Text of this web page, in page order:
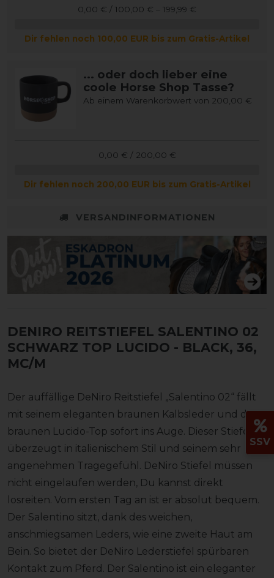
0,00 € / 100,00 € – 199,99 €
Dir fehlen noch 100,00 EUR bis zum Gratis-Artikel
... oder doch lieber eine
coole Horse Shop Tasse?
Ab einem Warenkorbwert von 200,00 €
0,00 € / 200,00 €
Dir fehlen noch 200,00 EUR bis zum Gratis-Artikel
VERSANDINFORMATIONEN
DENIRO REITSTIEFEL SALENTINO 02
SCHWARZ TOP LUCIDO - BLACK, 36,
MC/M
Der auffällige DeNiro Reitstiefel „Salentino 02“ fällt
mit seinem eleganten braunen Kalbsleder und dem
braunen Lucido-Top sofort ins Auge. Dieser Stiefel
überzeugt in italienischem Stil und seinem sehr
angenehmen Tragegefühl. DeNiro Stiefel müssen
nicht eingelaufen werden, Du kannst direkt
losreiten. Vom ersten Tag an ist er absolut bequem.
Der Salentino sitzt, dank des weichen,
anschmiegsamen Leders, wie eine zweite Haut am
Bein. So bietet der DeNiro Lederstiefel spürbaren
Kontakt zum Pferd. Der Salentino ist ein eleganter
SSV